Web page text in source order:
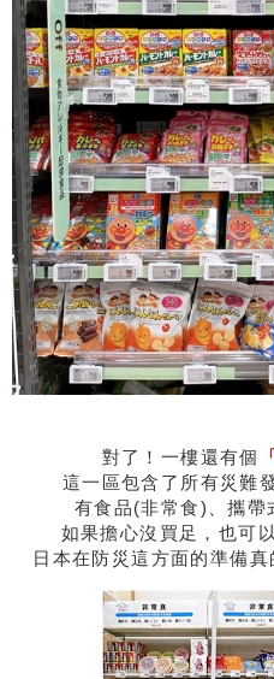
對了！一樓還有個
這一區包含了所有災難
有食品(非常食)、攜
如果擔心沒買足，也可
日本在防災這方面的準備